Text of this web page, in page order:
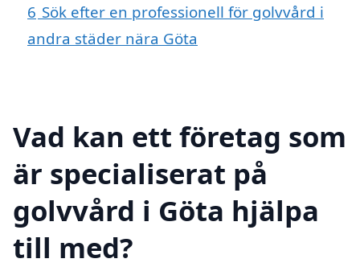
6 Sök efter en professionell för golvvård i
andra städer nära Göta
Vad kan ett företag som
är specialiserat på
golvvård i Göta hjälpa
till med?